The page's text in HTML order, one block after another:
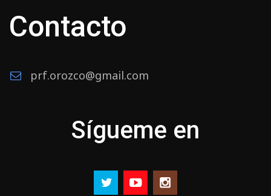
Contacto
prf.orozco@gmail.com
Sígueme en